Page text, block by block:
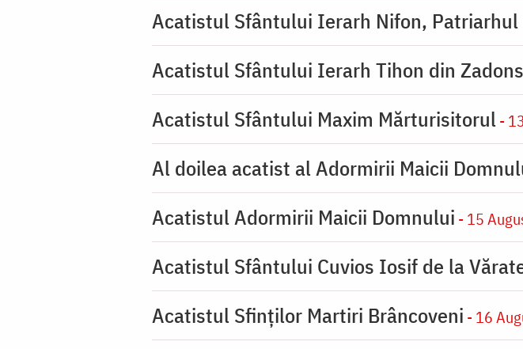
Acatistul Sfântului Ierarh Nifon,
Acatistul Sfântului Ierarh Tihon din
Acatistul Sfântului Maxim Mărturisitorul -
Al doilea acatist al Adormirii Maicii
Acatistul Adormirii Maicii Domnului - 15
Acatistul Sfântului Cuvios Iosif de la
Acatistul Sfinților Martiri Brâncoveni - 16